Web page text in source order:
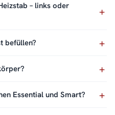
– links oder
befüllen?
Essential und Smart?